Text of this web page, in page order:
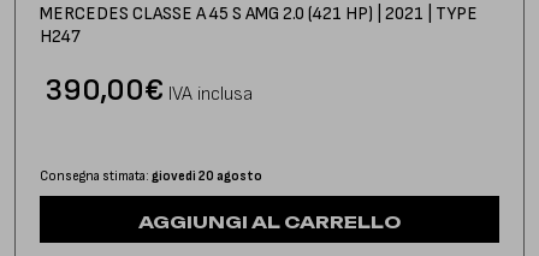
MERCEDES CLASSE A 45 S AMG 2.0 (421 HP) | 2021 | TYPE
H247
€
390,00 IVA inclusa
Consegna stimata: giovedì 20 agosto
AGGIUNGI AL CARRELLO